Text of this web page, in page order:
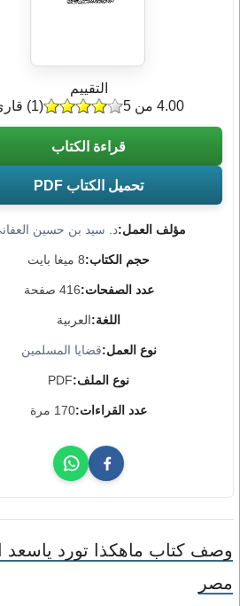
مؤلف العمل:د. سيد بن حسين
حجم الكتاب:8 ميغا بايت
عدد الصفحات:416 صفحة
اللغة:العربية
نوع العمل:قضايا المسلمين
نوع الملف:PDF
عدد القراءات:170 مرة
التقييم
(
1
) 4.00 من 5
قراءة الكتاب
تحميل الكتاب PDF
وصف كتاب ماهكذا تورد ياسعد
مصر